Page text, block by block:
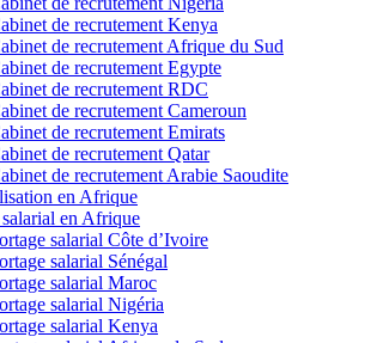
de recrutement Kenya
de recrutement Afrique du Sud
de recrutement Egypte
de recrutement RDC
de recrutement Cameroun
de recrutement Emirats
de recrutement Qatar
de recrutement Arabie Saoudite
en Afrique
en Afrique
salarial Côte d’Ivoire
salarial Sénégal
salarial Maroc
salarial Nigéria
salarial Kenya